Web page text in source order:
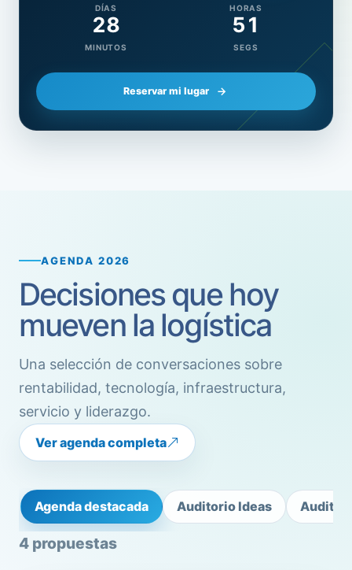
DÍAS HORAS
28
MINUTOS
48
SEGS
Reservar mi lugar
AGENDA 2026
Decisiones que hoy
mueven la logística
Una selección de conversaciones sobre
rentabilidad, tecnología, infraestructura,
servicio y liderazgo.
Ver agenda completa
Agenda destacada Auditorio Ideas
4 propuestas